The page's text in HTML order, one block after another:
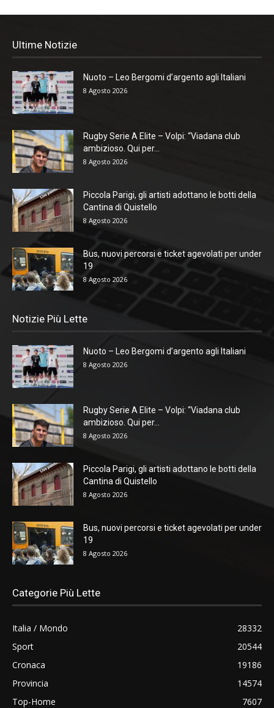
Ultime Notizie
Nuoto – Leo Bergomi d’argento agli Italiani
8 Agosto 2026
Rugby Serie A Elite – Volpi: “Viadana club
ambizioso. Qui per...
8 Agosto 2026
Piccola Parigi, gli artisti adottano le botti della
Cantina di Quistello
8 Agosto 2026
Bus, nuovi percorsi e ticket agevolati per under
19
8 Agosto 2026
Notizie Più Lette
Nuoto – Leo Bergomi d’argento agli Italiani
8 Agosto 2026
Rugby Serie A Elite – Volpi: “Viadana club
ambizioso. Qui per...
8 Agosto 2026
Piccola Parigi, gli artisti adottano le botti della
Cantina di Quistello
8 Agosto 2026
Bus, nuovi percorsi e ticket agevolati per under
19
8 Agosto 2026
Categorie Più Lette
Italia / Mondo
28332
Sport
20544
Cronaca
19186
Provincia
14574
Top-Home
7607